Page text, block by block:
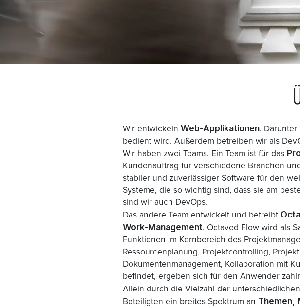
Wir entwickeln Web-Applikationen.
bedient wird. Außerdem betreiben wir als
Wir haben zwei Teams. Ein Team ist für das
Kundenauftrag für verschiedene Branchen
stabiler und zuverlässiger Software für den
Systeme, die so wichtig sind, dass sie am
sind wir auch DevOps.
Das andere Team entwickelt und betreibt
Work-Management. Octaved Flow wird als
Funktionen im Kernbereich des
Ressourcen­planung, Projektcontrolling,
Dokumentenmanagement, Kollaboration mit
befindet, ergeben sich für den Anwender
Allein durch die Vielzahl der
Beteiligten ein breites Spektrum an Themen,